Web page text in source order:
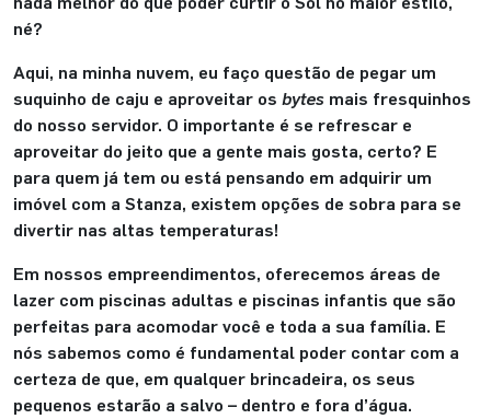
né?
Aqui, na minha nuvem, eu faço questão de pegar um
suquinho de caju e aproveitar os bytes mais fresquinhos
do nosso servidor. O importante é se refrescar e
aproveitar do jeito que a gente mais gosta, certo? E
para quem já tem ou está pensando em adquirir um
imóvel com a Stanza, existem opções de sobra para se
divertir nas altas temperaturas!
Em nossos empreendimentos, oferecemos áreas de
lazer com piscinas adultas e piscinas infantis que são
perfeitas para acomodar você e toda a sua família. E
nós sabemos como é fundamental poder contar com a
certeza de que, em qualquer brincadeira, os seus
pequenos estarão a salvo – dentro e fora d’água.